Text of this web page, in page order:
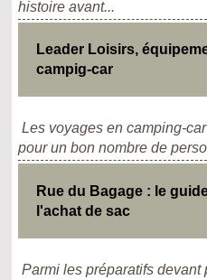
histoire avant...
Leader Loisirs,
campig-car
Les voyages en camping-
pour un bon nombre de
Rue du Bagage : le
l'achat de sac
Parmi les préparatifs devant